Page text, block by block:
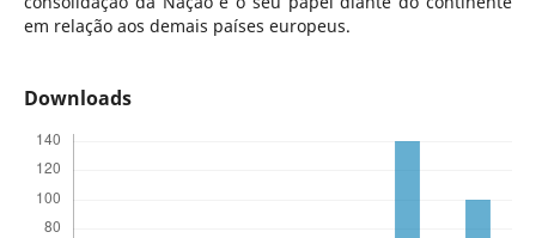
em relação aos demais países europeus.
Downloads